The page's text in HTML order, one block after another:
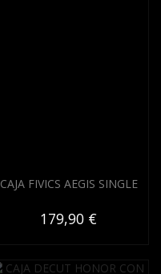
CAJA FIVICS AEGIS SINGLE
179,90 €